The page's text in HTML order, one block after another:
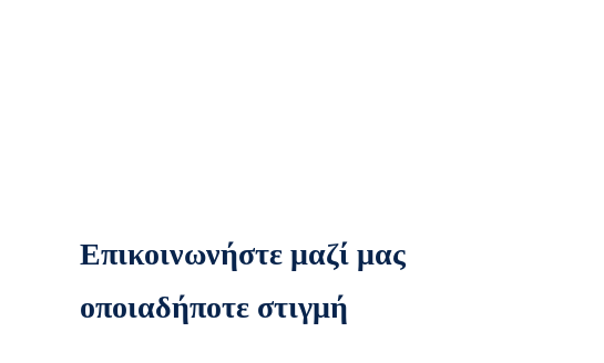
Επικοινωνήστε μαζί μας
οποιαδήποτε στιγμή